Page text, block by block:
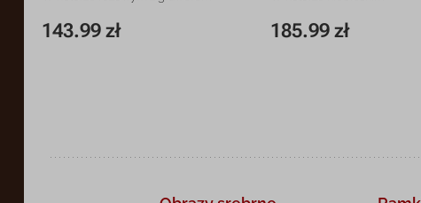
143.99 zł
11 x 17x 3,5 cm 185.99 zł
8 x 8 x 11,5 cm